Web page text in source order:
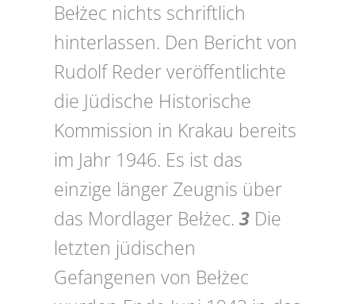
Bełżec nichts schriftlich
hinterlassen. Den Bericht von
Rudolf Reder veröffentlichte
die Jüdische Historische
Kommission in Krakau bereits
im Jahr 1946. Es ist das
einzige länger Zeugnis über
das Mordlager Bełżec. 3 Die
letzten jüdischen
Gefangenen von Bełżec